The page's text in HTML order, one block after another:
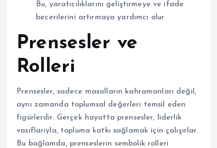
Bu, yaratıcılıklarını geliştirmeye ve ifade
becerilerini artırmaya yardımcı olur.
Prensesler ve
Rolleri
Prensesler, sadece masalların kahramanları değil,
aynı zamanda toplumsal değerleri temsil eden
figürlerdir. Gerçek hayatta prensesler, liderlik
vasıflarıyla, topluma katkı sağlamak için çalışırlar.
Bu bağlamda, prenseslerin sembolik rolleri